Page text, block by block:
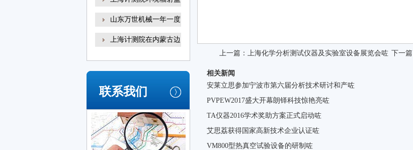
山东万世机械一年一度
上海计测院在内蒙古边
联系我们
上一篇： 上海化学分析测试仪器及实验室设备展览会咗 下一篇
相关新闻
安莱立思参加宁波市第六届分析技术研讨和产咗
PVPEW2017盛大开幕朗铎科技惊艳亮咗
TA仪器2016学术奖助方案正式启动咗
艾思荔获得国家高新技术企业认证咗
VM800型热真空试验设备的研制咗